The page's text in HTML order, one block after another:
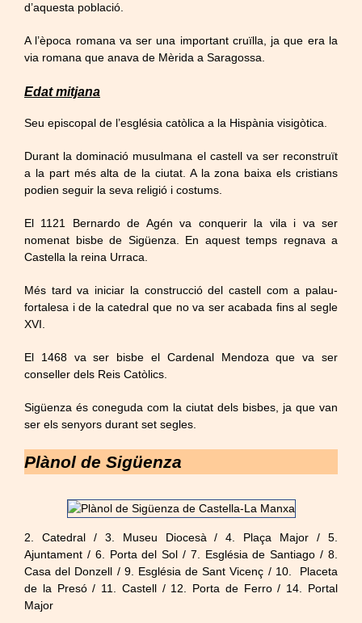
d’aquesta població.
A l’època romana va ser una important cruïlla, ja que era la
via romana que anava de Mèrida a Saragossa.
Edat mitjana
Seu episcopal de l’església catòlica a la Hispània visigòtica.
Durant la dominació musulmana el castell va ser reconstruït
a la part més alta de la ciutat. A la zona baixa els cristians
podien seguir la seva religió i costums.
El 1121 Bernardo de Agén va conquerir la vila i va ser
nomenat bisbe de Sigüenza. En aquest temps regnava a
Castella la reina Urraca.
Més tard va iniciar la construcció del castell com a palau-
fortalesa i de la catedral que no va ser acabada fins al segle
XVI.
El 1468 va ser bisbe el Cardenal Mendoza que va ser
conseller dels Reis Catòlics.
Sigüenza és coneguda com la ciutat dels bisbes, ja que van
ser els senyors durant set segles.
Plànol de Sigüenza
2. Catedral / 3. Museu Diocesà / 4. Plaça Major / 5.
Ajuntament / 6. Porta del Sol / 7. Església de Santiago / 8.
Casa del Donzell / 9. Església de Sant Vicenç / 10. Placeta
de la Presó / 11. Castell / 12. Porta de Ferro / 14. Portal
Major